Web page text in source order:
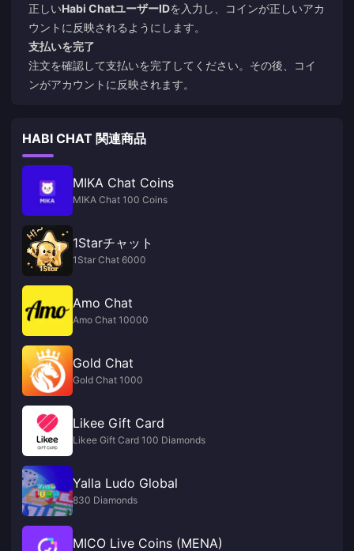
正しいHabi ChatユーザーIDを入力し、コインが正しいアカ
ウントに反映されるようにします。
支払いを完了
注文を確認して支払いを完了してください。その後、コイ
ンがアカウントに反映されます。
HABI CHAT 関連商品
MIKA Chat Coins
MIKA Chat 100 Coins
1Starチャット
1Star Chat 6000
Amo Chat
Amo Chat 10000
Gold Chat
Gold Chat 1000
Likee Gift Card
Likee Gift Card 100 Diamonds
Yalla Ludo Global
830 Diamonds
MICO Live Coins (MENA)